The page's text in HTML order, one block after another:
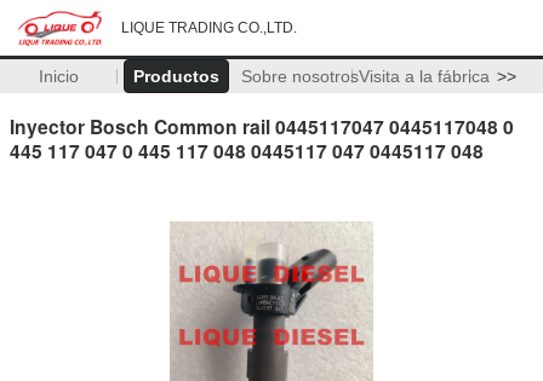
LIQUE TRADING CO.,LTD.
Inicio Productos Sobre nosotrosVisita a la fábrica >>
Inyector Bosch Common rail 0445117047 0445117048 0
445 117 047 0 445 117 048 0445117 047 0445117 048